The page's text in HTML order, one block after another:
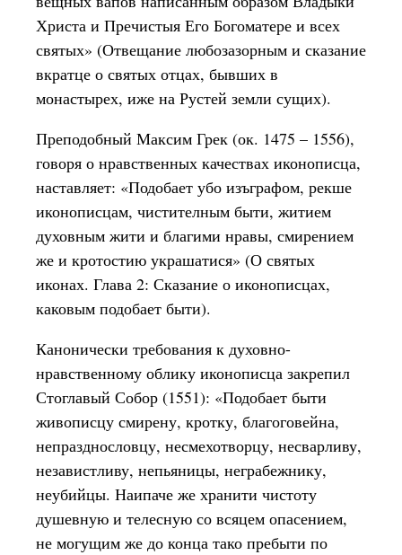
Христа и Пречистыя Его Богоматере и всех
святых» (Отвещание любозазорным и сказание
вкратце о святых отцах, бывших в
монастырех, иже на Рустей земли сущих).
Преподобный Максим Грек (ок. 1475 – 1556),
говоря о нравственных качествах иконописца,
наставляет: «Подобает убо изъграфом, рекше
иконописцам, чистителным быти, житием
духовным жити и благими нравы, смирением
же и кротостию украшатися» (О святых
иконах. Глава 2: Сказание о иконописцах,
каковым подобает быти).
Канонически требования к духовно-
нравственному облику иконописца закрепил
Стоглавый Собор (1551): «Подобает быти
живописцу смирену, кротку, благоговейна,
непразднословцу, несмехотворцу, несварливу,
независтливу, непьяницы, неграбежнику,
неубийцы. Наипаче же хранити чистоту
душевную и телесную со всяцем опасением,
не могущим же до конца тако пребыти по